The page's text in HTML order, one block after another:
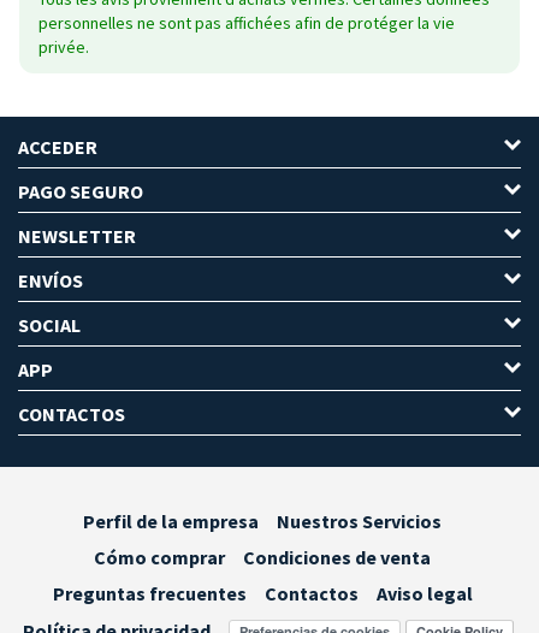
personnelles ne sont pas affichées afin de protéger la vie
privée.
ACCEDER
PAGO SEGURO
NEWSLETTER
ENVÍOS
SOCIAL
APP
CONTACTOS
Perfil de la empresa
Nuestros Servicios
Cómo comprar
Condiciones de venta
Preguntas frecuentes
Contactos
Aviso legal